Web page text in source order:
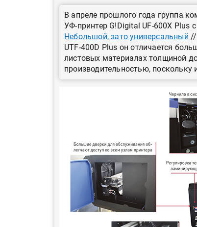
В апреле прошлого года группа
УФ-принтер G!Digital UF-600X Plus
Небольшой, зато универсальный //
UTF-400D Plus он отличается
листовых материалах толщиной
производительностью,
HeyGears
принтер G1X
Росприроднадзор
«Калькулятор
«Дубль В»
фольги для